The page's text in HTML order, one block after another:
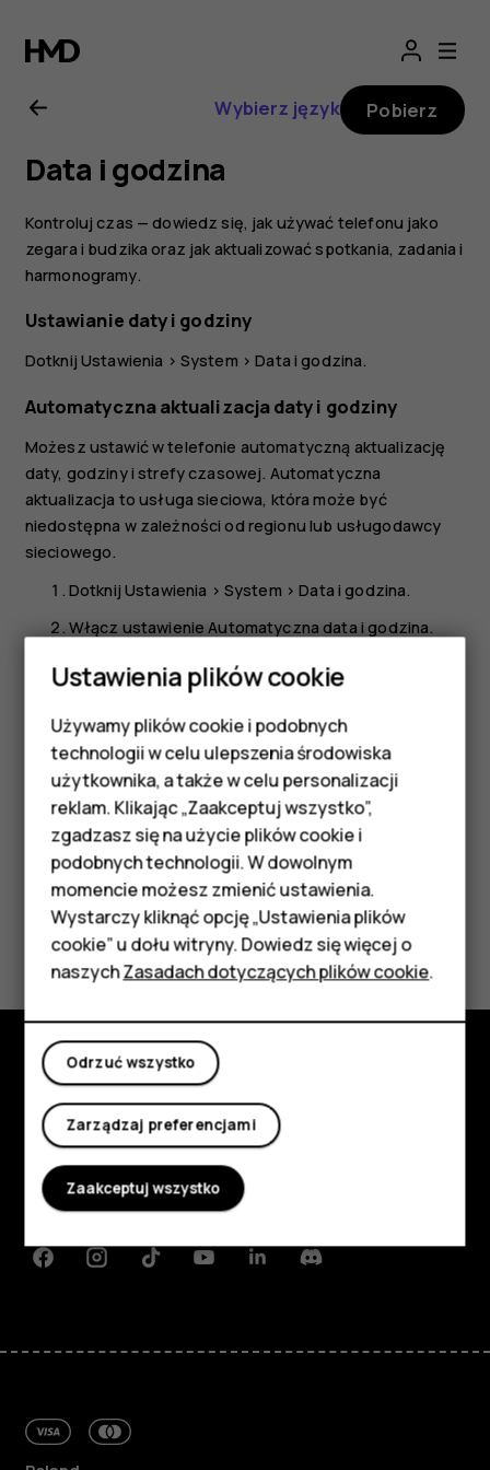
Nokia
2.1
—
instrukcja
obsługi
Smartfony
Telefony z funkcjami
podstawowymi
Akcesoria
HMD Terra M
Tablety
Moje konto
Wybierz język Pobierz
Data i godzina
Kontroluj czas — dowiedz się, jak używać telefonu jako
zegara i budzika oraz jak aktualizować spotkania, zadania i
harmonogramy.
Ustawianie daty i godziny
DotknijUstawienia > System >Data i godzina.
Automatyczna aktualizacja daty i godziny
Możesz ustawić w telefonie automatyczną aktualizację
daty, godziny i strefy czasowej. Automatyczna
aktualizacja to usługa sieciowa, która może być
niedostępna w zależności od regionu lub usługodawcy
sieciowego.
DotknijUstawienia > System >Data i godzina.
Włącz ustawienieAutomatyczna data i godzina.
Włącz ustawienieAutomatyczna strefa czasowa
Zmiana formatu zegara na 24-godzinny
DotknijUstawienia>System>Data i godzina, a następnie
włączFormat 24-godzinny.
Czy te informacje były pomocne?
Tak Nie
Poznaj
Informacje
Planet and people
FacebookInstagramTiktokYoutubeLinkedinDiscord
Ustawienia plików cookie
Używamy plików cookie i podobnych
technologii w celu ulepszenia środowiska
użytkownika, a także w celu personalizacji
reklam. Klikając „Zaakceptuj wszystko”,
zgadzasz się na użycie plików cookie i
podobnych technologii. W dowolnym
momencie możesz zmienić ustawienia.
Wystarczy kliknąć opcję „Ustawienia plików
cookie” u dołu witryny. Dowiedz się więcej o
naszychZasadach dotyczących plików cookie.
Odrzuć wszystko
Zarządzaj preferencjami
Zaakceptuj wszystko